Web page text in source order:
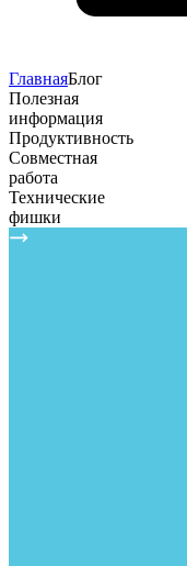
ГлавнаяБлог
Полезная
информация
Продуктивность
Совместная
работа
Технические
фишки